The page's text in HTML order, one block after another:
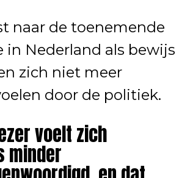
naar de toenemende
in Nederland als bewijs
zich niet meer
door de politiek.
voelt zich
minder